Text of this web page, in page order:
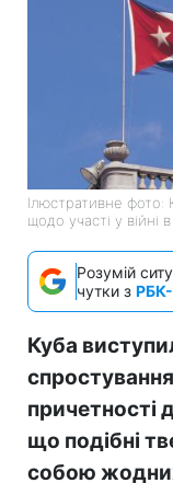
Ілюстративне фото:
щодо участі у війні
Розумій
чутки з РБК-
Куба
причетності
що подібні
собою